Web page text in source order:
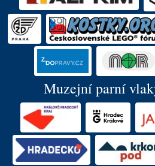
Muzejní parní